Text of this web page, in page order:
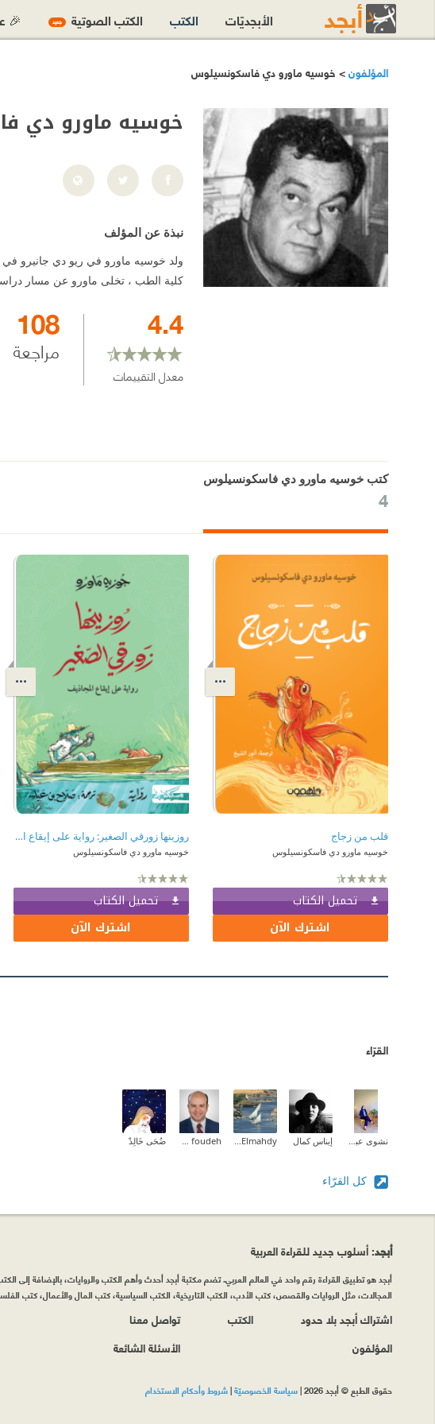
المؤلفون> خوسيه ماورو دي فاسكونسيلوس
خوسيه ماورو دي
نبذة عن المؤلف
كلية الطب ، تخلى ماورو عن مسار
4.4
معدل التقييمات
108
مراجعة
كتب خوسيه ماورو دي فاسكونسيلوس
4
قلب من زجاج
خوسيه ماورو دي فاسكونسيلوس
تحميل الكتاب
اشترك الآن
روزينها زورقي الصغير: رواية على إيقاع المجاذيف
خوسيه ماورو دي فاسكونسيلوس
تحميل الكتاب
اشترك الآن
القرّاء
إيناس كمال ضُحَى خَالِدْ
كل القرّاء
الأبجديّات الكتب الكتب الصوتية جديد 🎉
أبجد: أسلوب جديد للقراءة العربية
أبجد هو تطبيق القراءة رقم واحد في العالم العربي. تضم مكتبة أبجد أحدث وأهم الكتب والروايات، بالإضافة إلى
المجالات، مثل الروايات والقصص، كتب الأدب، الكتب التاريخية، الكتب السياسية، كتب المال والأعمال، كتب
اشتراك أبجد بلا حدود
المؤلفون
الكتب
تواصل معنا
الأسئلة الشائعة
حقوق الطبع © أبجد 2026 |سياسة الخصوصيّة|شروط وأحكام الاستخدام